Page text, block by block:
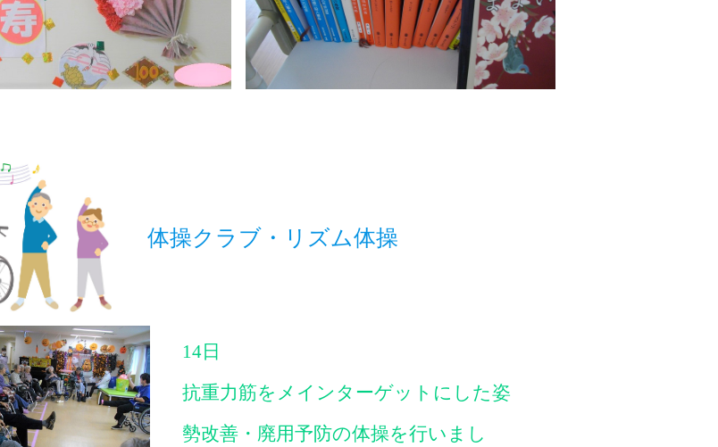
体操クラブ・リズム体操
14日
抗重力筋をメインターゲットにした姿
勢改善・廃用予防の体操を行いまし